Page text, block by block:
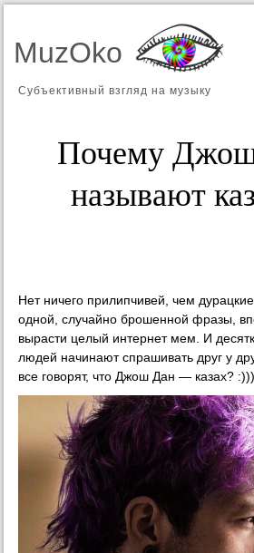
MuzOko
Субъективный взгляд на музыку
Почему
называют
Нет ничего прилипчивей, чем
одной, случайно брошенной фразы,
вырасти целый интернет мем. И
людей начинают спрашивать друг у
все говорят, что Джош Дан — казах? :)))